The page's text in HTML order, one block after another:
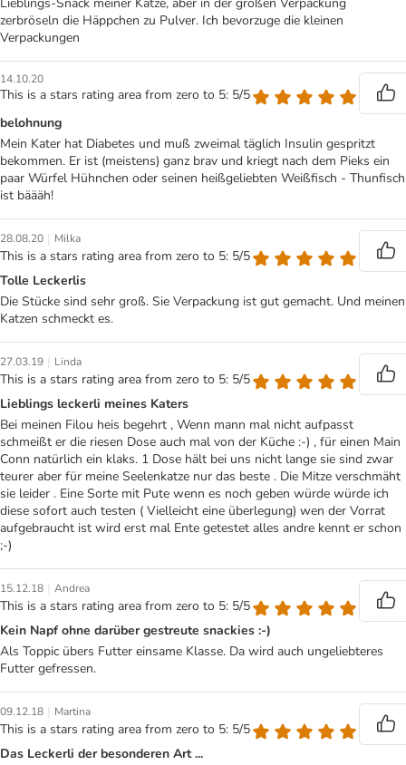
zerbröseln die Häppchen zu Pulver. Ich bevorzuge die kleinen
Verpackungen
14.10.20
This is a stars rating area from zero to 5: 5/5
belohnung
Mein Kater hat Diabetes und muß zweimal täglich Insulin gespritzt
bekommen. Er ist (meistens) ganz brav und kriegt nach dem Pieks ein
paar Würfel Hühnchen oder seinen heißgeliebten Weißfisch - Thunfisch
ist bäääh!
28.08.20 | Milka
This is a stars rating area from zero to 5: 5/5
Tolle Leckerlis
Die Stücke sind sehr groß. Sie Verpackung ist gut gemacht. Und meinen
Katzen schmeckt es.
27.03.19 | Linda
This is a stars rating area from zero to 5: 5/5
Lieblings leckerli meines Katers
Bei meinen Filou heis begehrt , Wenn mann mal nicht aufpasst
schmeißt er die riesen Dose auch mal von der Küche :-) , für einen Main
Conn natürlich ein klaks. 1 Dose hält bei uns nicht lange sie sind zwar
teurer aber für meine Seelenkatze nur das beste . Die Mitze verschmäht
sie leider . Eine Sorte mit Pute wenn es noch geben würde würde ich
diese sofort auch testen ( Vielleicht eine überlegung) wen der Vorrat
aufgebraucht ist wird erst mal Ente getestet alles andre kennt er schon
;-)
15.12.18 | Andrea
This is a stars rating area from zero to 5: 5/5
Kein Napf ohne darüber gestreute snackies :-)
Als Toppic übers Futter einsame Klasse. Da wird auch ungeliebteres
Futter gefressen.
09.12.18 | Martina
This is a stars rating area from zero to 5: 5/5
Das Leckerli der besonderen Art ...